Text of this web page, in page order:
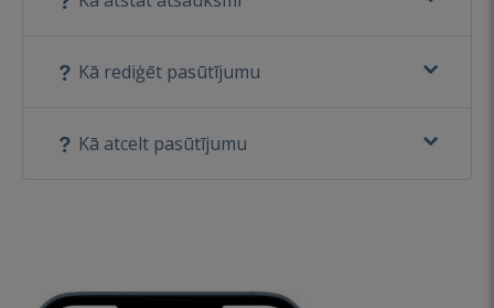
Kā rediģēt pasūtījumu
Kā atcelt pasūtījumu